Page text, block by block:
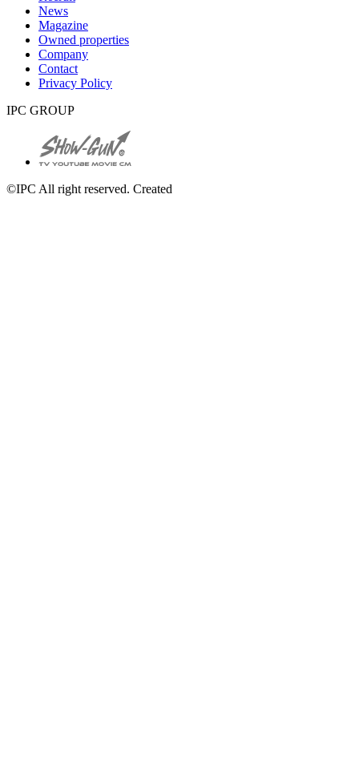
News
Magazine
Owned properties
Company
Contact
Privacy Policy
IPC GROUP
©IPC All right reserved. Created